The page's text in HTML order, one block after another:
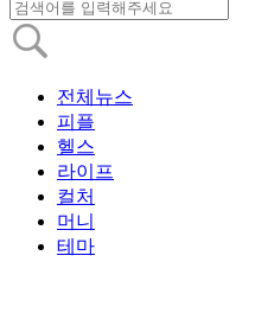
전체뉴스
피플
헬스
라이프
컬처
머니
테마